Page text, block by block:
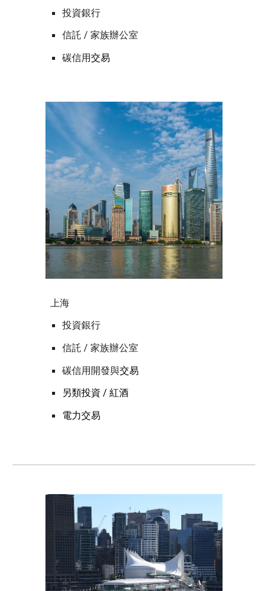
投資銀行
信託 / 家族辦公室
碳信用交易
上海
投資銀行
信託 / 家族辦公室
碳信用開發與交易
另類投資 / 紅酒
電力交易